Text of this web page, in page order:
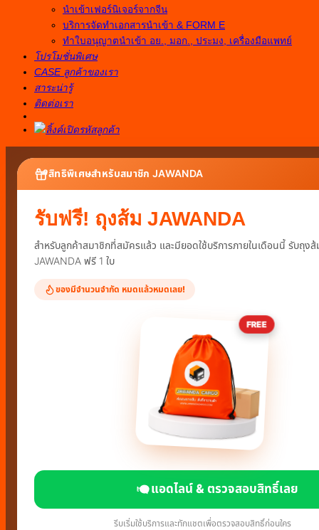
นำเข้าเฟอร์นิเจอร์จากจีน
บริการจัดทำเอกสารนำเข้า & FORM E
ทำใบอนุญาตนำเข้า อย., มอก., ประมง, เครื่องมือแพทย์
โปรโมชั่นพิเศษ
CASE ลูกค้าของเรา
สาระน่ารู้
ติดต่อเรา
สิทธิพิเศษสำหรับสมาชิก JAWANDA
รับฟรี! ถุงส้ม JAWANDA
สำหรับลูกค้าสมาชิกที่สมัครแล้ว และมียอดใช้บริการภายในเดือนนี้ รับถุงส้
JAWANDA ฟรี 1 ใบ
ของมีจำนวนจำกัด หมดแล้วหมดเลย!
FREE
แอดไลน์ & ตรวจสอบสิทธิ์เลย
รีบเริ่มใช้บริการและทักแชตเพื่อตรวจสอบสิทธิ์ก่อนใคร